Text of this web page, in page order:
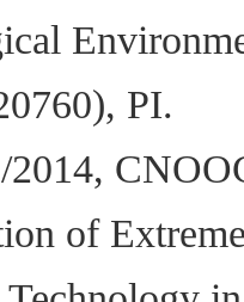
PI.
2014,
of